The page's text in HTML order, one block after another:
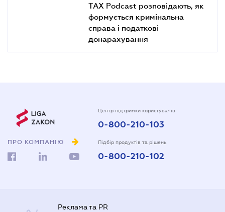
TAX Podcast розповідають, як
формується кримінальна
справа і податкові
донарахування
ПРО КОМПАНІЮ
Центр підтримки користувачів
0-800-210-103
Підбір продуктів та рішень
0-800-210-102
Реклама та PR